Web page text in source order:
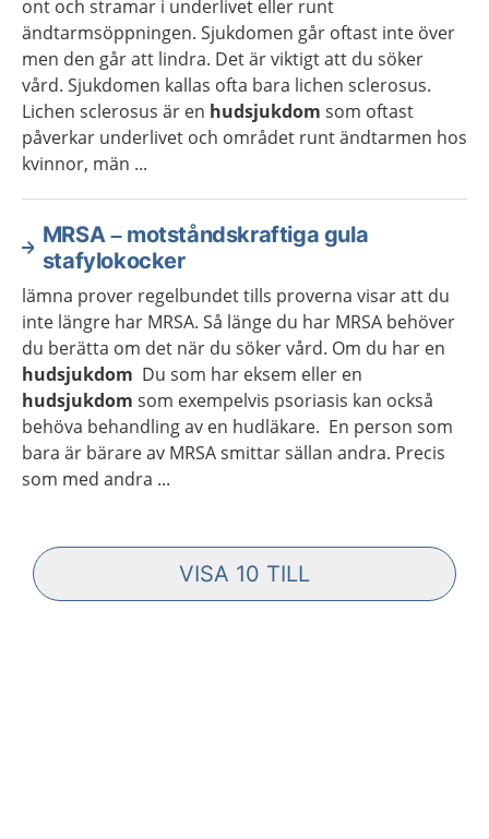
ont och stramar i underlivet eller runt
ändtarmsöppningen. Sjukdomen går oftast inte över
men den går att lindra. Det är viktigt att du söker
vård. Sjukdomen kallas ofta bara lichen sclerosus.
Lichen sclerosus är en hudsjukdom som oftast
påverkar underlivet och området runt ändtarmen hos
kvinnor, män ...
MRSA – motståndskraftiga gula
stafylokocker
lämna prover regelbundet tills proverna visar att du
inte längre har MRSA. Så länge du har MRSA behöver
du berätta om det när du söker vård. Om du har en
hudsjukdom Du som har eksem eller en
hudsjukdom som exempelvis psoriasis kan också
behöva behandling av en hudläkare. En person som
bara är bärare av MRSA smittar sällan andra. Precis
som med andra ...
VISA 10 TILL
10 FLER TRÄFFAR INLÄSTA. VISAR